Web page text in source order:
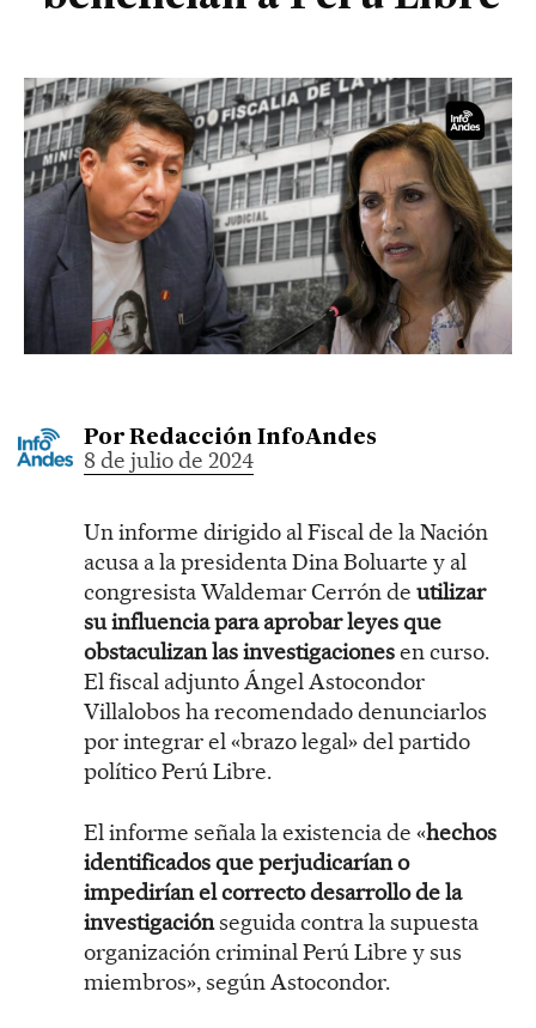
Por Redacción InfoAndes
8 de julio de 2024
Un informe dirigido al Fiscal de la Nación
acusa a la presidenta Dina Boluarte y al
congresista Waldemar Cerrón de utilizar
su influencia para aprobar leyes que
obstaculizan las investigacionesen curso.
El fiscal adjunto Ángel Astocondor
Villalobos ha recomendado denunciarlos
por integrar el «brazo legal» del partido
político Perú Libre.
El informe señala la existencia de «hechos
identificados que perjudicarían o
impedirían el correcto desarrollo de la
investigaciónseguida contra la supuesta
organización criminal Perú Libre y sus
miembros», según Astocondor.